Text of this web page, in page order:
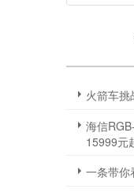
火箭车挑
海信
15999元
一条带你